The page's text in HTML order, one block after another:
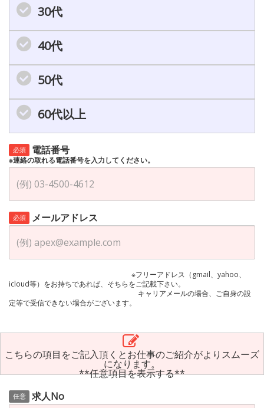
30代
40代
50代
60代以上
必須 電話番号
※連絡の取れる電話番号を入力してください。
必須 メールアドレス
※フリーアドレス（gmail、yahoo、
icloud等）をお持ちであれば、そちらをご記載下さい。
キャリアメールの場合、ご自身の設
定等で受信できない場合がございます。
こちらの項目をご記入頂くとお仕事のご紹介がよりスムーズ
になります。
**任意項目を表示する**
任意 求人No